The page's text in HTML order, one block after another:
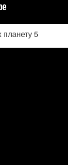
планету 5